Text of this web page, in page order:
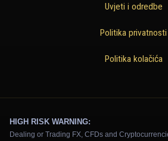
Uvjeti i odredbe
Politika privatnosti
Politika kolačića